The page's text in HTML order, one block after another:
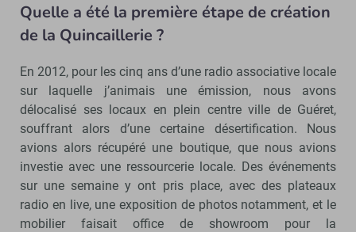
Quelle a été la première étape de création
de la Quincaillerie ?
En 2012, pour les cinq ans d’une radio associative locale
sur laquelle j’animais une émission, nous avons
délocalisé ses locaux en plein centre ville de Guéret,
souffrant alors d’une certaine désertification. Nous
avions alors récupéré une boutique, que nous avions
investie avec une ressourcerie locale. Des événements
sur une semaine y ont pris place, avec des plateaux
radio en live, une exposition de photos notamment, et le
mobilier faisait office de showroom pour la